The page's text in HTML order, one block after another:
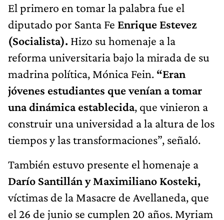
El primero en tomar la palabra fue el
diputado por Santa Fe Enrique Estevez
(Socialista). Hizo su homenaje a la
reforma universitaria bajo la mirada de su
madrina política, Mónica Fein. “Eran
jóvenes estudiantes que venían a tomar
una dinámica establecida, que vinieron a
construir una universidad a la altura de los
tiempos y las transformaciones”, señaló.
También estuvo presente el homenaje a
Darío Santillán y Maximiliano Kosteki,
víctimas de la Masacre de Avellaneda, que
el 26 de junio se cumplen 20 años. Myriam